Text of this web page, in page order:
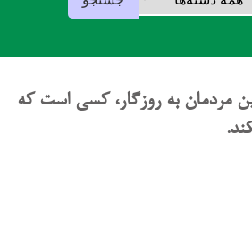
مردمان به روزگار، کسی است که